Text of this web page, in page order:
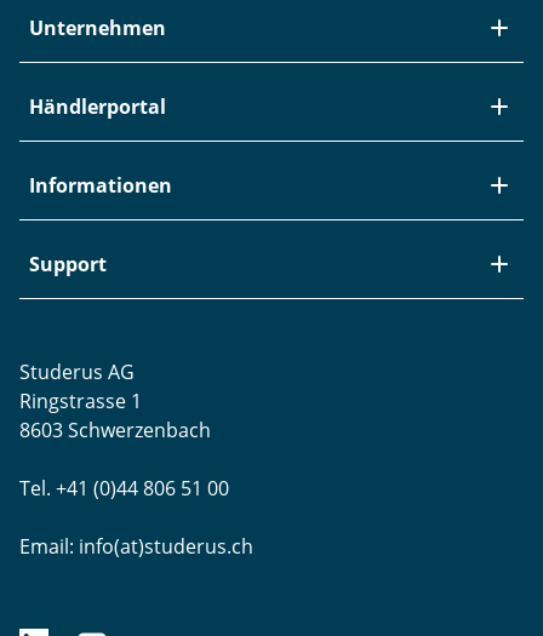
Unternehmen
Über Studerus
Team
Kontakt
Studerus als Arbeitgeber
Aktuelle Jobs
Referenzen
Datenschutz
Händlerportal
Neuheiten / EOL
Datenanbindung
Swiss Service Pack
Zyxel-Partnerprogramm
Informationen
Bezugsquellen
Garantieinformationen
Brands
Blog
Support
Projektunterstützung
WLAN-Ausmessung
Remote Desktop
Studerus AG
Ringstrasse 1
8603 Schwerzenbach
Tel. +41 (0)44 806 51 00
Email: info(at)studerus.ch